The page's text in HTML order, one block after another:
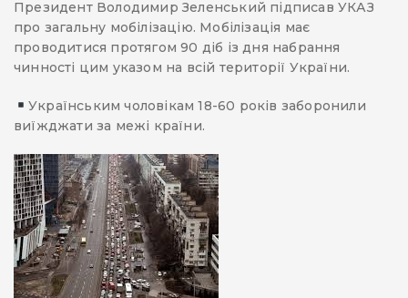
Президент Володимир Зеленський підписав УКАЗ
про загальну мобілізацію. Мобілізація має
проводитися протягом 90 діб із дня набрання
чинності цим указом на всій території України.
Українським чоловікам 18-60 років заборонили
виїжджати за межі країни.